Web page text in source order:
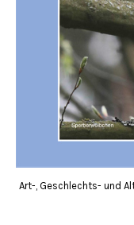
Art-, Geschlechts- und